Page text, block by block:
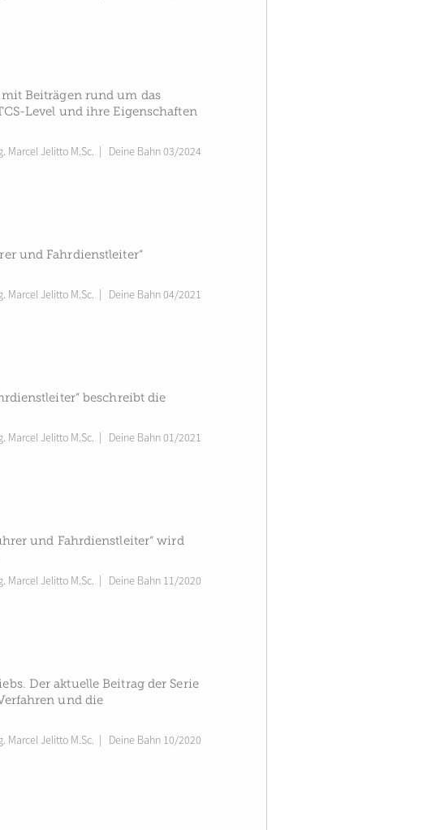
Beiträgen rund um das
Level und ihre Eigenschaften
Marcel Jelitto M.Sc. Deine Bahn 03/2024
und Fahrdienstleiter“
Marcel Jelitto M.Sc. Deine Bahn 04/2021
beschreibt die
Marcel Jelitto M.Sc. Deine Bahn 01/2021
und Fahrdienstleiter“ wird
Marcel Jelitto M.Sc. Deine Bahn 11/2020
Der aktuelle Beitrag der Serie
und die
Marcel Jelitto M.Sc. Deine Bahn 10/2020